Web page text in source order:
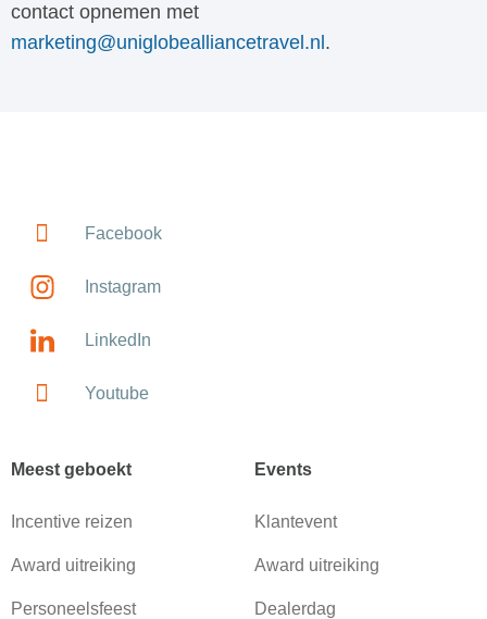
contact opnemen met
marketing@uniglobealliancetravel.nl .
Facebook
Instagram
LinkedIn
Youtube
Meest geboekt
Incentive reizen
Award uitreiking
Personeelsfeest
Events
Klantevent
Award uitreiking
Dealerdag